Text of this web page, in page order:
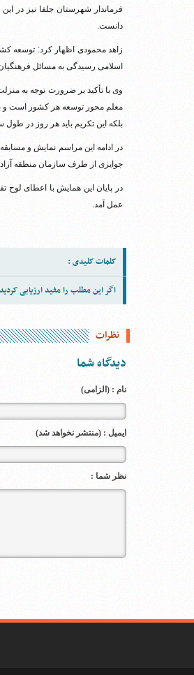
فرماندار شهرستان جلفا نیز در
دانست.
زاهد محمودی اظهار کرد: توسعه
اسلامی رسیدگی به مسائل
وی با تأکید بر ضرورت توجه به
معلم محور توسعه هر کشور است و
بلکه این تکریم باید هر روز در طول
در ادامه این مراسم نمایش و
جوایزی از طرف سازمان منطقه
در پایان این همایش با اعطای لوح
عمل آمد.
کلمات کلیدی :
اگر این مطلب را مفید ارزیابی
نظرات
دیدگاه شما
نام : (الزامی)
ایمیل : (منتشر نخواهد شد)
نظر شما :